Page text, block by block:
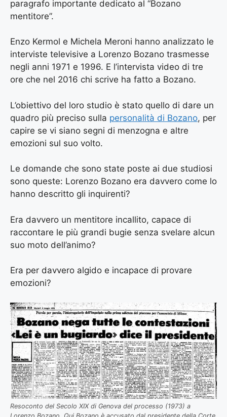
paragrafo importante dedicato al “Bozano
mentitore”.
Enzo Kermol e Michela Meroni hanno analizzato le
interviste televisive a Lorenzo Bozano trasmesse
negli anni 1971 e 1996. E l’intervista video di tre
ore che nel 2016 chi scrive ha fatto a Bozano.
L’obiettivo del loro studio è stato quello di dare un
quadro più preciso sulla personalità di Bozano, per
capire se vi siano segni di menzogna e altre
emozioni sul suo volto.
Le domande che sono state poste ai due studiosi
sono queste: Lorenzo Bozano era davvero come lo
hanno descritto gli inquirenti?
Era davvero un mentitore incallito, capace di
raccontare le più grandi bugie senza svelare alcun
suo moto dell’animo?
Era per davvero algido e incapace di provare
emozioni?
Resoconto del Secolo XIX di Genova del processo (1973) a